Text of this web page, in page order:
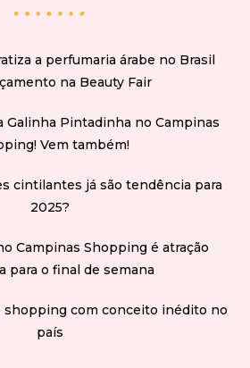
a perfumaria árabe no Brasil
na Beauty Fair
Galinha Pintadinha no Campinas
Vem também!
cintilantes já são tendência para
2025?
Campinas Shopping é atração
para o final de semana
shopping com conceito inédito no
país